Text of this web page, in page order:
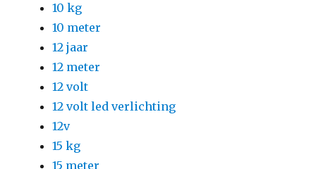
10 kg
10 meter
12 jaar
12 meter
12 volt
12 volt led verlichting
12v
15 kg
15 meter